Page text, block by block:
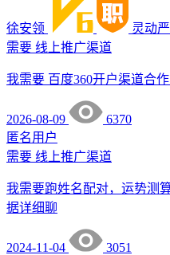
徐安领 灵动
需要 线上推广渠道
我需要 百度360开户渠道合
2026-08-09
6370
匿名用户
需要 线上推广渠道
我需要跑姓名配对，运势测
据详细聊
2024-11-04
3051